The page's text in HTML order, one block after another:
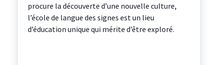
procure la découverte d’une nouvelle culture,
l’école de langue des signes est un lieu
d’éducation unique qui mérite d’être exploré.